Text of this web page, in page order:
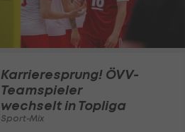
Karrieresprung! ÖVV-
Teamspieler
wechselt in Topliga
Sport-Mix